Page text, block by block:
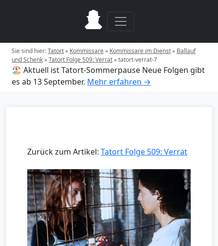
Sie sind hier:Tatort» Kommissare» Kommissare im Dienst» Ballauf
und Schenk»Tatort Folge 509: Verrat»tatort-verrat-7
🏖️ Aktuell ist Tatort-Sommerpause Neue Folgen gibt
es ab 13 September. Mehr erfahren →
Zurück zum Artikel: Tatort Folge 509: Verrat